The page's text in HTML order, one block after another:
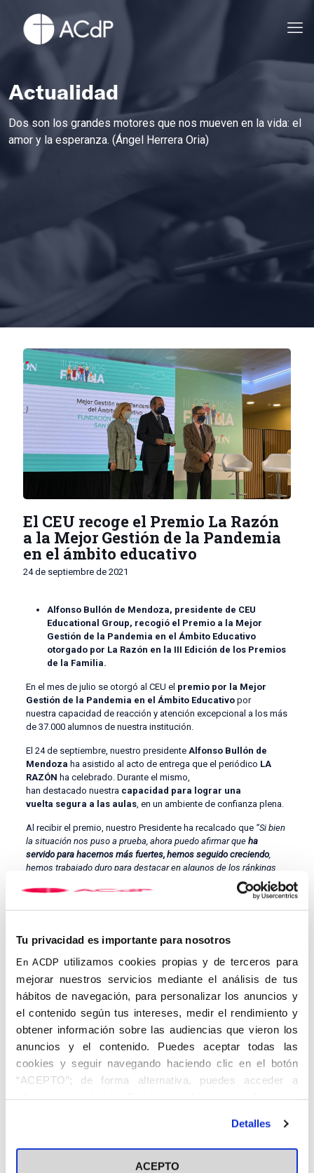
Tu privacidad es importante para nosotros
En ACDP utilizamos cookies propias y de terceros para
mejorar nuestros servicios mediante el análisis de tus
hábitos de navegación, para personalizar los anuncios y
el contenido según tus intereses, medir el rendimiento y
obtener información sobre las audiencias que vieron los
anuncios y el contenido. Puedes aceptar todas las
cookies y seguir navegando haciendo clic en el botón
“ACEPTO”; de forma alternativa, puedes acceder a
información más detallada y cambiar tus preferencias
en el botón "Personalizar". Para más información puedes
visitar nuestra Política de Cookies
Detalles
ACEPTO
Actualidad
Dos son los grandes motores que nos mueven en la vida: el
amor y la esperanza. (Ángel Herrera Oria)
El CEU recoge el Premio La Razón
a la Mejor Gestión de la Pandemia
en el ámbito educativo
24 de septiembre de 2021
Alfonso Bullón de Mendoza, presidente de CEU
Educational Group, recogió el Premio a la Mejor
Gestión de la Pandemia en el Ámbito Educativo
otorgado por La Razón en la III Edición de los Premios
de la Familia.
En el mes de julio se otorgó al CEU el premio por la Mejor
Gestión de la Pandemia en el Ámbito Educativopor
nuestra capacidad de reacción y atención excepcional a los más
de 37.000 alumnos de nuestra institución.
El 24 de septiembre, nuestro presidente Alfonso Bullón de
Mendoza ha asistido al acto de entrega que el periódico LA
RAZÓN ha celebrado. Durante el mismo,
han destacado nuestra capacidad para lograr una
vuelta segura a las aulas, en un ambiente de confianza plena.
Al recibir el premio, nuestro Presidente ha recalcado que “Si bien
la situación nos puso a prueba, ahora puedo afirmar que ha
servido para hacernos más fuertes, hemos seguido creciendo,
hemos trabajado duro para destacar en algunos de los ránkings
educativos más prestigiosos, sin perder de vista por ello
nuestra
misión fundacional: transmitir una educación en valores, basada
eso supuso una gran alegría poder vernos de nuevo en las aulas,
poder compartir con nuestros alumnos la experiencia educativa
Por eso, quiero agradecer especialmente la labor de todo
profesorado, el personal de administración y servicios y todos
los profesionales CEU
logrado que la actividad académica se desarrolle con éxito.”